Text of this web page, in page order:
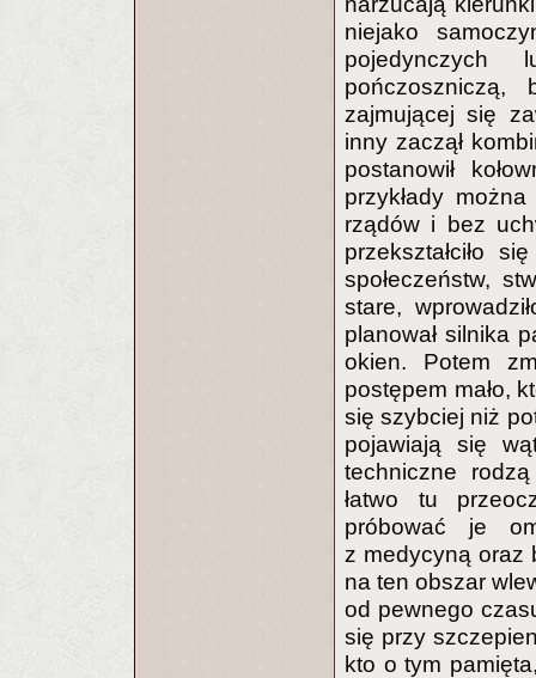
niejako
pojedynczych
zajmującej się
inny zaczął
postanowił
przykłady
rządów i bez
przekształciło
społeczeństw,
stare,
planował silnika
okien. Potem
postępem mało,
się szybciej niż
pojawiają się
techniczne
łatwo tu
próbować je
z medycyną oraz
na ten obszar
od pewnego
się przy
kto o tym